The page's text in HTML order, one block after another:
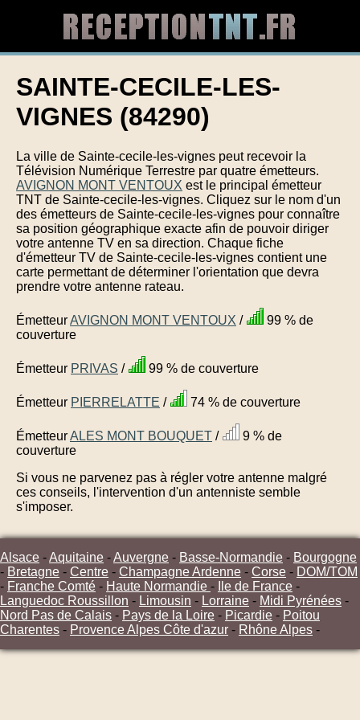
SAINTE-CECILE-LES-
VIGNES (84290)
La ville de Sainte-cecile-les-vignes peut recevoir la
Télévision Numérique Terrestre par quatre émetteurs.
AVIGNON MONT VENTOUX est le principal émetteur
TNT de Sainte-cecile-les-vignes. Cliquez sur le nom d'un
des émetteurs de Sainte-cecile-les-vignes pour connaître
sa position géographique exacte afin de pouvoir diriger
votre antenne TV en sa direction. Chaque fiche
d'émetteur TV de Sainte-cecile-les-vignes contient une
carte permettant de déterminer l'orientation que devra
prendre votre antenne rateau.
ÉmetteurAVIGNON MONT VENTOUX /
99 % de
couverture
Émetteur PRIVAS / 99 % de couverture
Émetteur PIERRELATTE / 74 % de couverture
ÉmetteurALES MONT BOUQUET /
9 % de
couverture
Si vous ne parvenez pas à régler votre antenne malgré
ces conseils, l'intervention d'un antenniste semble
s'imposer.
Alsace -Aquitaine -Auvergne - Basse-Normandie - Bourgogne
- Bretagne - Centre - Champagne Ardenne - Corse - DOM/TOM
- Franche Comté - Haute Normandie - Ile de France -
Languedoc Roussillon - Limousin - Lorraine - Midi Pyrénées -
Nord Pas de Calais - Pays de la Loire - Picardie - Poitou
Charentes - Provence Alpes Côte d'azur - Rhône Alpes -